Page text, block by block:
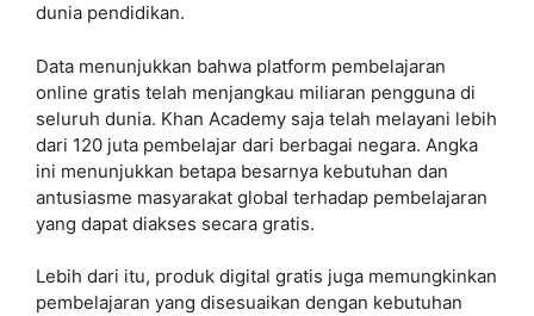
dunia pendidikan.
Data menunjukkan bahwa platform pembelajaran
online gratis telah menjangkau miliaran pengguna di
seluruh dunia. Khan Academy saja telah melayani lebih
dari 120 juta pembelajar dari berbagai negara. Angka
ini menunjukkan betapa besarnya kebutuhan dan
antusiasme masyarakat global terhadap pembelajaran
yang dapat diakses secara gratis.
Lebih dari itu, produk digital gratis juga memungkinkan
pembelajaran yang disesuaikan dengan kebutuhan